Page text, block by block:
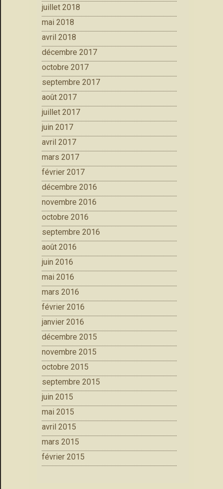
juillet 2018
mai 2018
avril 2018
décembre 2017
octobre 2017
septembre 2017
août 2017
juillet 2017
juin 2017
avril 2017
mars 2017
février 2017
décembre 2016
novembre 2016
octobre 2016
septembre 2016
août 2016
juin 2016
mai 2016
mars 2016
février 2016
janvier 2016
décembre 2015
novembre 2015
octobre 2015
septembre 2015
juin 2015
mai 2015
avril 2015
mars 2015
février 2015